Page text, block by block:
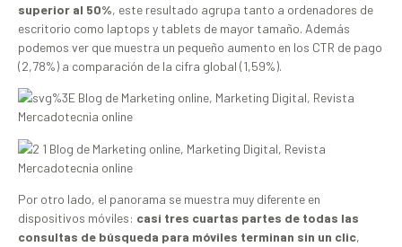
superior al 50%, este resultado agrupa tanto a ordenadores de
escritorio como laptops y tablets de mayor tamaño. Además
podemos ver que muestra un pequeño aumento en los CTR de pago
(2,78%) a comparación de la cifra global (1,59%).
Por otro lado, el panorama se muestra muy diferente en
dispositivos móviles: casi tres cuartas partes de todas las
consultas de búsqueda para móviles terminan sin un clic,